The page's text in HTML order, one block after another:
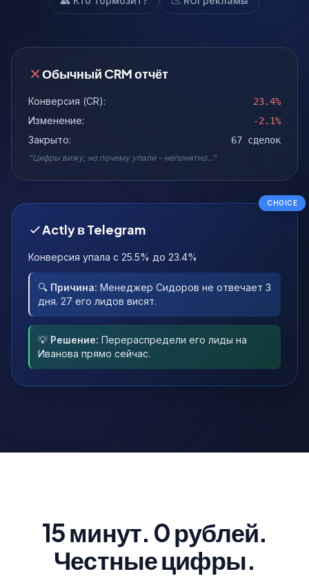
Обычный CRM отчёт
Конверсия (CR): 23.4%
Изменение: -2.1%
Закрыто: 67 сделок
"Цифры вижу, но почему упали - непонятно..."
CHOICE
Actly в Telegram
Конверсия упала с 25.5% до 23.4%
🔍 Причина: Менеджер Сидоров не отвечает 3
дня. 27 его лидов висят.
💡 Решение: Перераспредели его лиды на
Иванова прямо сейчас.
15 минут. 0 рублей.
Честные цифры.